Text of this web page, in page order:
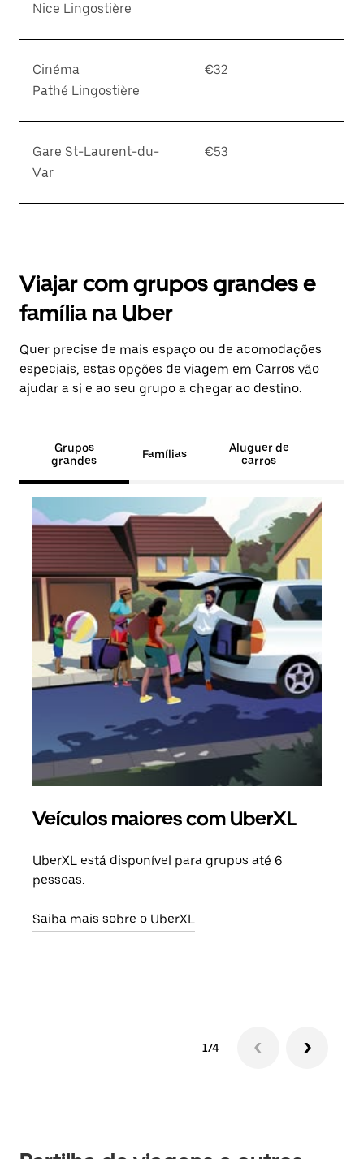
Nice Lingostière
Cinéma
Pathé Lingostière
€32
Gare St-Laurent-du-
Var
€53
Viajar com grupos grandes e
família na Uber
Quer precise de mais espaço ou de acomodações
especiais, estas opções de viagem em Carros vão
ajudar a si e ao seu grupo a chegar ao destino.
Grupos
grandes
Famílias
Aluguer de
carros
Veículos maiores com UberXL
UberXL está disponível para grupos até 6
pessoas.
Saiba mais sobre o UberXL
1/4